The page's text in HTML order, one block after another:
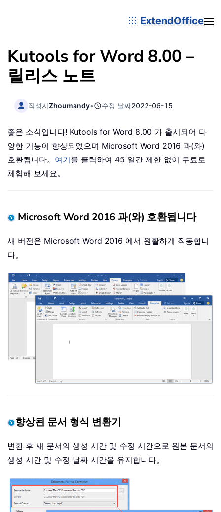
ExtendOffice
Kutools for Word 8.00 –
릴리스 노트
작성자Zhoumandy• 수정 날짜2022-06-15
좋은 소식입니다! Kutools for Word 8.00 가 출시되어 다
양한 기능이 향상되었으며 Microsoft Word 2016 과(와)
호환됩니다。 여기를 클릭하여 45 일간 제한 없이 무료로
체험해 보세요。
Microsoft Word 2016 과(와) 호환됩니다
새 버전은 Microsoft Word 2016 에서 원활하게 작동합니
다。
향상된 문서 형식 변환기
변환 후 새 문서의 생성 시간 및 수정 시간으로 원본 문서의
생성 시간 및 수정 날짜 시간을 유지합니다。